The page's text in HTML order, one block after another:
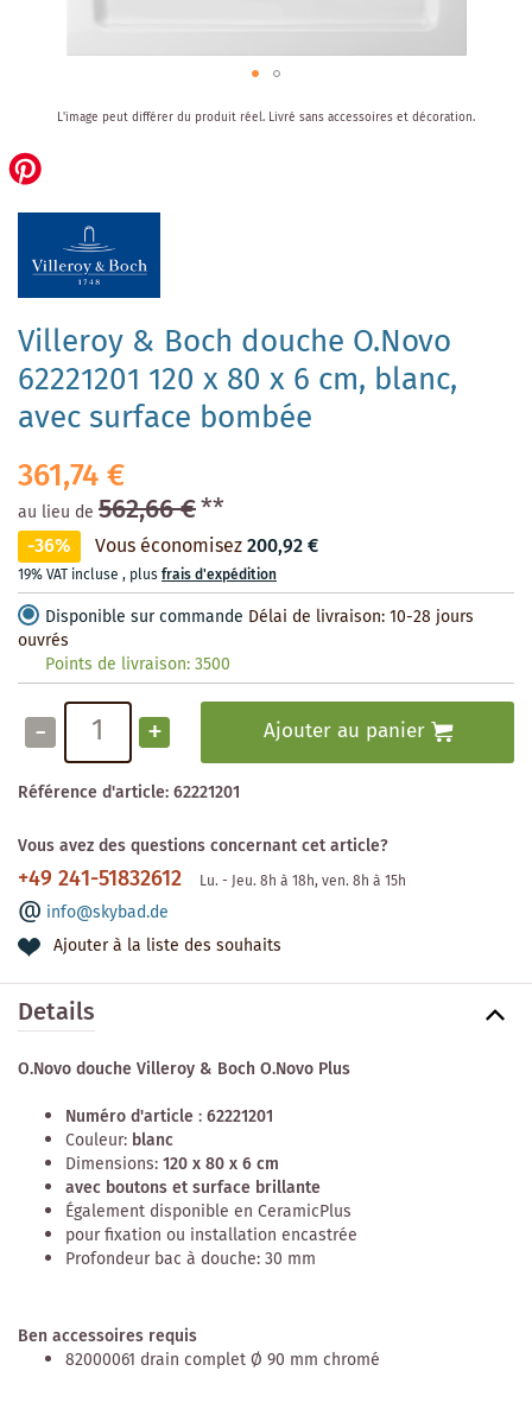
Villeroy & Boch douche O.Novo
62221201 120 x 80 x 6 cm, blanc,
avec surface bombée
361,74 €
au lieu de 562,66 €**
-36% Vous économisez200,92 €
19% VAT incluse , plusfrais d'expédition
Disponible sur commande Délai de livraison: 10-28 jours
ouvrés
Points de livraison:3500
- + Ajouter au panier
Référence d'article:62221201
Vous avez des questions concernant cet article?
+49 241-51832612 Lu. - Jeu. 8h à 18h, ven. 8h à 15h
info@skybad.de
Ajouter à la liste des souhaits
the
beginning
the
gallery
L'image peut différer du produit réel. Livré sans accessoires et décoration.
Details
O.Novo douche Villeroy & Boch O.Novo Plus
Numéro d'article:62221201
Couleur: blanc
Dimensions:120 x 80 x 6 cm
avec boutons et surface brillante
Également disponible en CeramicPlus
pour fixation ou installation encastrée
Profondeur bac à douche: 30 mm
Ben accessoires requis
82000061 drain complet Ø 90 mm chromé